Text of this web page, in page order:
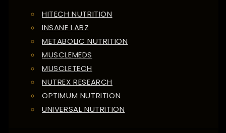
HITECH NUTRITION
INSANE LABZ
METABOLIC NUTRITION
MUSCLEMEDS
MUSCLETECH
NUTREX RESEARCH
OPTIMUM NUTRITION
UNIVERSAL NUTRITION